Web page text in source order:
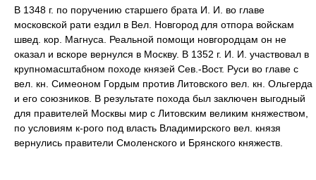
В 1348 г. по поручению старшего брата И. И. во главе
московской рати ездил в Вел. Новгород для отпора войскам
швед. кор. Магнуса. Реальной помощи новгородцам он не
оказал и вскоре вернулся в Москву. В 1352 г. И. И. участвовал в
крупномасштабном походе князей Сев.-Вост. Руси во главе с
вел. кн. Симеоном Гордым против Литовского вел. кн. Ольгерда
и его союзников. В результате похода был заключен выгодный
для правителей Москвы мир с Литовским великим княжеством,
по условиям к-рого под власть Владимирского вел. князя
вернулись правители Смоленского и Брянского княжеств.